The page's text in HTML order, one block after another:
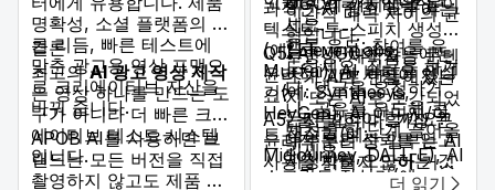
명확성, 소셜 플랫폼의 빠
른 리듬, 빠른 테스트에
맞춘 광고용 영상 포맷으
로 크리에이티브 자산을
바꿔 줍니다.
결론
최고의AI 광고 영상 제작
은 영상 하나를 만드는 도
구가 아니라 더 빠른 크리
에이티브 테스트 시스템
입니다.
APOB AI를 사용하면 브
랜드는 모든 버전을 직접
촬영하지 않고도 제품 영
세요.
행동 유도: 참여를 유
도하세요. 질문을 하거
나, 댓글을 요청하거
나, 공유를 유도해 콘
텐츠를 한 단계 끌어올
리세요.
인간적 매력 사이의 균
형입니다.
투명성: 제작자는 콘텐
츠가 AI로 만들어졌는
지 또는 AI로 보강되었
는지 밝혀야 할까요?
대부분은 신뢰를 얻고
시청자를 오도하는 것
을 막기 위해 그렇다고
과적인 AI 광고 도구에는
텍스트-투-스피치 생성기
(예: ElevenLabs,
Murf.ai), AI 비디오 생성
기(예: Synthesys,
HeyGen), AI 이미지/아
트 생성기(예:
Midjourney, DALL-E), AI
스크립트 작성기(예:
Q5: AI UGC의 활용에는
윤리적 고려 사항이 있나
요?
A5: 물론입니다. 가장 큰
윤리적 우려 중 일부는 AI
사용을 밝히지 않아 거짓
말이 될 가능성, 딥페이크
더 읽기